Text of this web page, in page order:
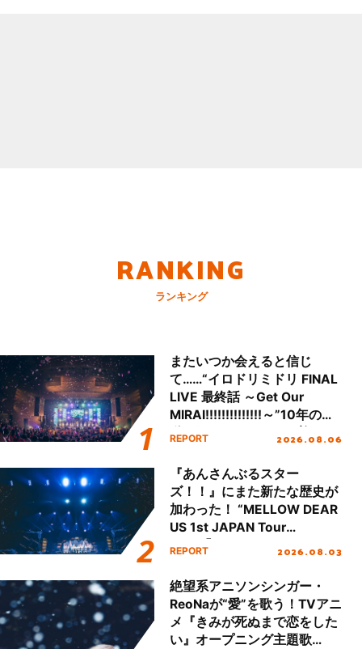
RANKING
ランキング
またいつか会えると信じ
て……“イロドリミドリ FINAL
LIVE 最終話 ～Get Our
MIRAI!!!!!!!!!!!!!!～”10年の活
動を経てファイナルを迎える
REPORT 2026.08.06
『あんさんぶるスター
ズ！！』にまた新たな歴史が
加わった！ “MELLOW DEAR
US 1st JAPAN Tour
Final「NICE to meet YOU
ート!!
REPORT 2026.08.03
絶望系アニソンシンガー・
ReoNaが“愛”を歌う！TVアニ
メ『きみが死ぬまで恋をした
い』オープニング主題歌